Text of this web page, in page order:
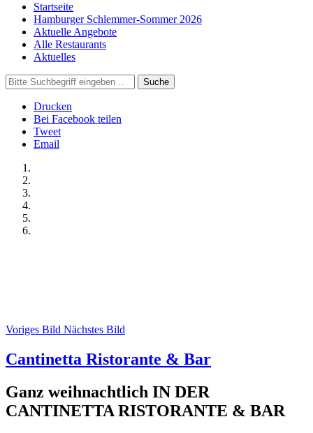
Startseite
Hamburger Schlemmer-Sommer 2026
Aktuelle Angebote
Alle Restaurants
Aktuelles
Suche
Drucken
Bei Facebook teilen
Tweet
Email
Voriges Bild Nächstes Bild
Cantinetta Ristorante & Bar
Ganz weihnachtlich IN DER
CANTINETTA RISTORANTE & BAR